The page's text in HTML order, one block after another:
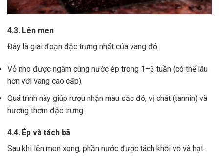
4.3. Lên men
Đây là giai đoạn đặc trưng nhất của vang đỏ.
Vỏ nho được ngâm cùng nước ép trong 1–3 tuần (có thể lâu
hơn với vang cao cấp).
Quá trình này giúp rượu nhận màu sắc đỏ, vị chát (tannin) và
hương thơm đặc trưng.
4.4. Ép và tách bã
Sau khi lên men xong, phần nước được tách khỏi vỏ và hạt.